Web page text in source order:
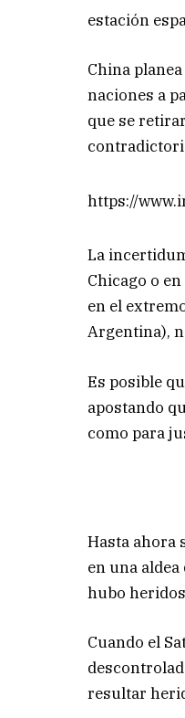
estación
China
naciones a
que se
https://
La
Chicago o
en el
Argentina),
Es posible
apostando
como para
Hasta ahora
en una
hubo
Cuando el
resultar